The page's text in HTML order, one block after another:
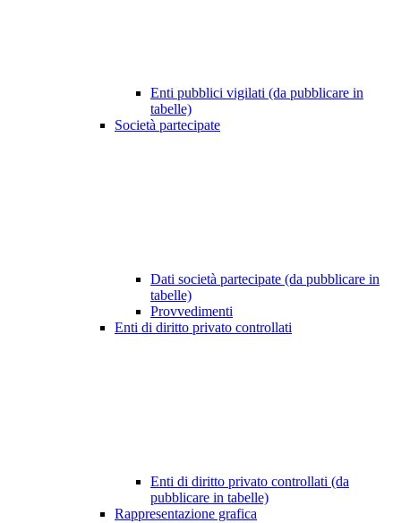
Enti pubblici vigilati (da pubblicare in
tabelle)
Società partecipate
Dati società partecipate (da pubblicare in
tabelle)
Provvedimenti
Enti di diritto privato controllati
Enti di diritto privato controllati (da
pubblicare in tabelle)
Rappresentazione grafica